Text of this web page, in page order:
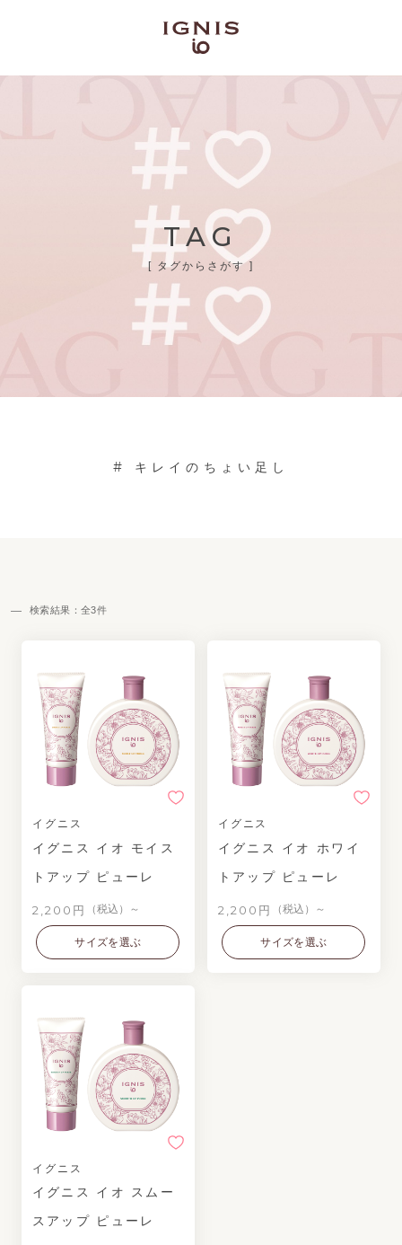
TAG
[ タグからさがす ]
# キレイのちょい足し
検索結果：全3件
イグニス
イグニス イオ モイス
トアップ ピューレ
2,200円 （税込）～
サイズを選ぶ
イグニス
イグニス イオ ホワイ
トアップ ピューレ
2,200円 （税込）～
サイズを選ぶ
イグニス
イグニス イオ スムー
スアップ ピューレ